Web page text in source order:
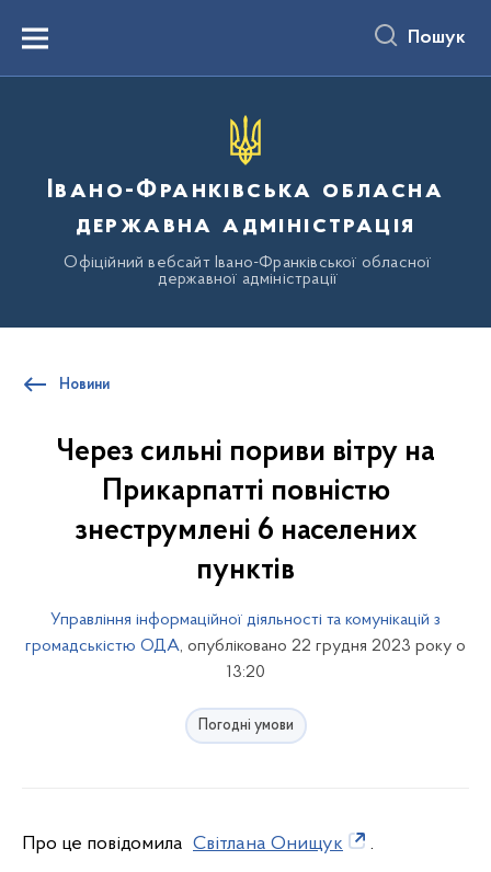
вмістуMenu Пошук
Івано-Франківська обласна
державна адміністрація
Офіційний вебсайт Івано-Франківської обласної
державної адміністрації
Новини
Через сильні пориви вітру на
Прикарпатті повністю
знеструмлені 6 населених
пунктів
Управління інформаційної діяльності та комунікацій з
громадськістю ОДА, опубліковано 22 грудня 2023 року о
13:20
Погодні умови
Про це повідомила Світлана Онищук .